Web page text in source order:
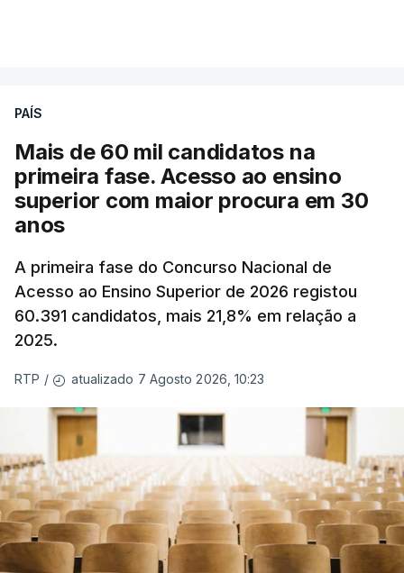
PAÍS
Mais de 60 mil candidatos na
primeira fase. Acesso ao ensino
superior com maior procura em 30
anos
A primeira fase do Concurso Nacional de
Acesso ao Ensino Superior de 2026 registou
60.391 candidatos, mais 21,8% em relação a
2025.
RTP / atualizado 7 Agosto 2026, 10:23